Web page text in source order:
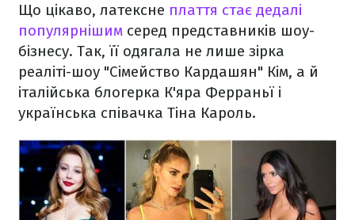
Що цікаво, латексне плаття стає дедалі
популярнішим серед представників шоу-
бізнесу. Так, її одягала не лише зірка
реаліті-шоу "Сімейство Кардашян" Кім, а й
італійська блогерка К'яра Ферраньї і
українська співачка Тіна Кароль.